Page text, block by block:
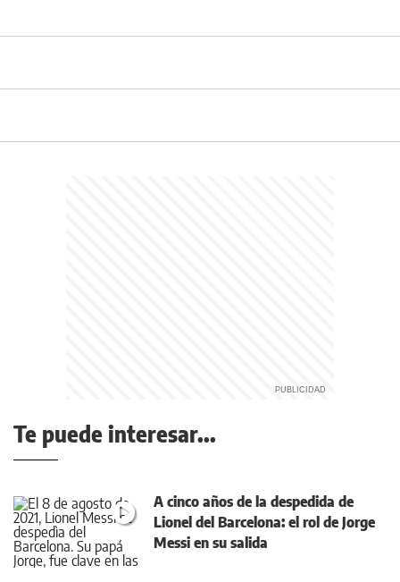
Te puede interesar...
A cinco años de la despedida de
Lionel del Barcelona: el rol de Jorge
Messi en su salida